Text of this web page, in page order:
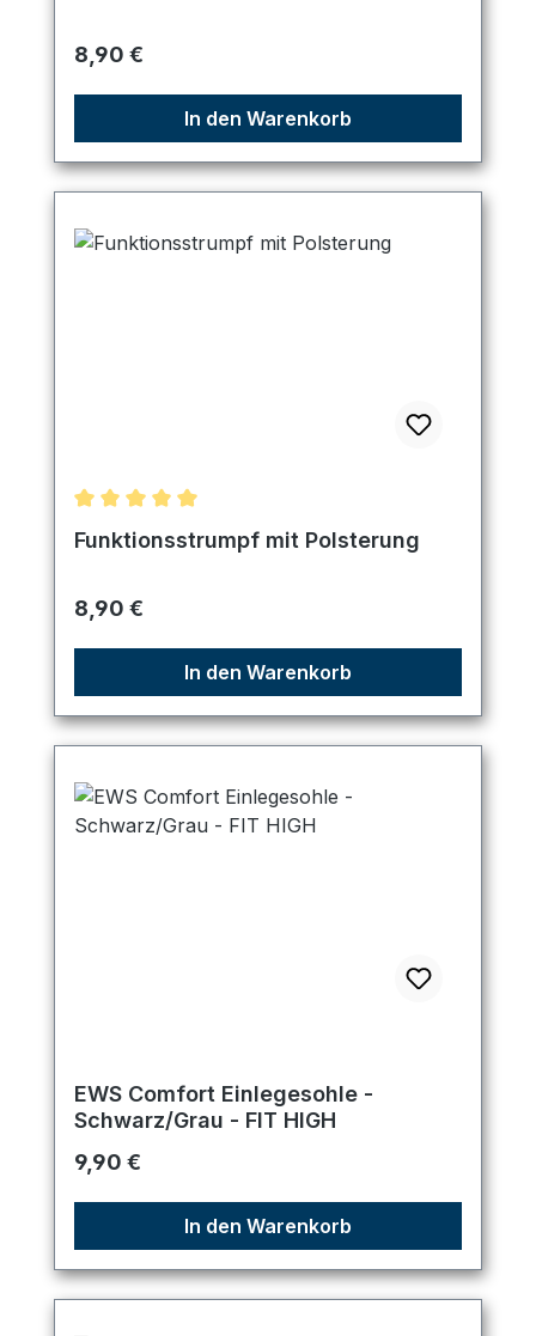
Regulärer Preis:
8,90 €
In den Warenkorb
Durchschnittliche Bewertung von 5 von 5 Sternen
Funktionsstrumpf mit Polsterung
Regulärer Preis:
8,90 €
In den Warenkorb
EWS Comfort Einlegesohle -
Schwarz/Grau - FIT HIGH
Regulärer Preis:
9,90 €
In den Warenkorb